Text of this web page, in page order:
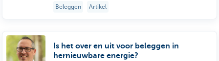
Beleggen Artikel
Is het over en uit voor beleggen in
hernieuwbare energie?